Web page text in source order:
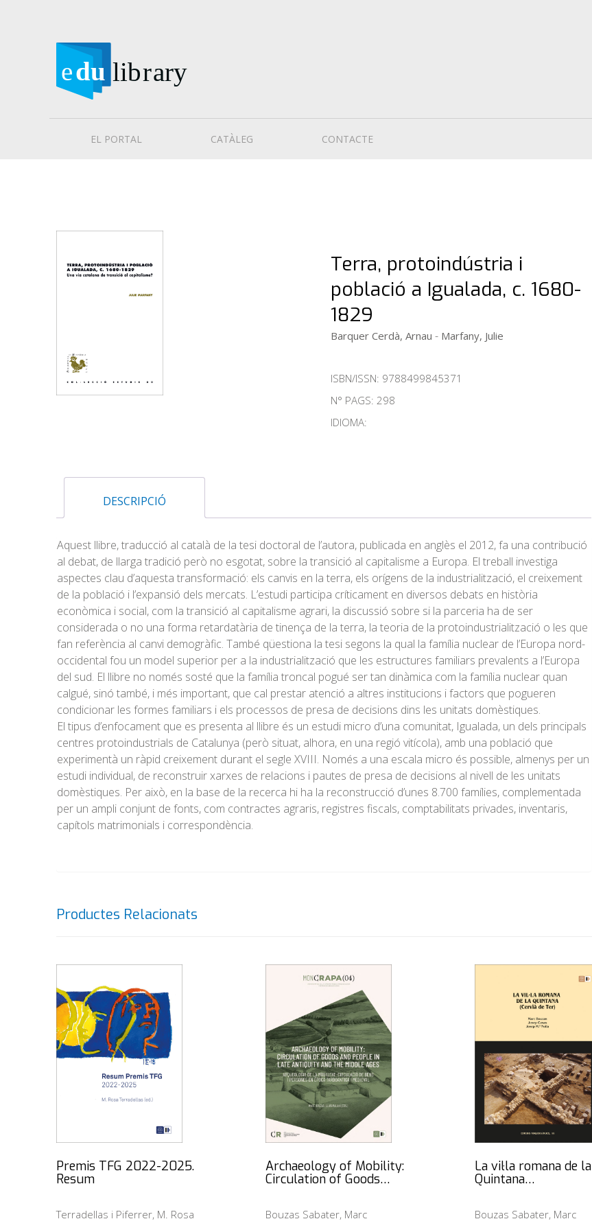
EL PORTAL CATÀLEG CONTACTE
Terra, protoindústria i
població a Igualada, c. 1680-
1829
Barquer Cerdà, Arnau - Marfany, Julie
ISBN/ISSN: 9788499845371
N° PAGS: 298
IDIOMA:
DESCRIPCIÓ
Aquest llibre, traducció al català de la tesi doctoral de l’autora, publicada en anglès el 2012, fa una contribució
al debat, de llarga tradició però no esgotat, sobre la transició al capitalisme a Europa. El treball investiga
aspectes clau d’aquesta transformació: els canvis en la terra, els orígens de la industrialització, el creixement
de la població i l’expansió dels mercats. L’estudi participa críticament en diversos debats en història
econòmica i social, com la transició al capitalisme agrari, la discussió sobre si la parceria ha de ser
considerada o no una forma retardatària de tinença de la terra, la teoria de la protoindustrialització o les que
fan referència al canvi demogràfic. També qüestiona la tesi segons la qual la família nuclear de l’Europa nord-
occidental fou un model superior per a la industrialització que les estructures familiars prevalents a l’Europa
del sud. El llibre no només sosté que la família troncal pogué ser tan dinàmica com la família nuclear quan
calgué, sinó també, i més important, que cal prestar atenció a altres institucions i factors que pogueren
condicionar les formes familiars i els processos de presa de decisions dins les unitats domèstiques.
El tipus d’enfocament que es presenta al llibre és un estudi micro d’una comunitat, Igualada, un dels principals
centres protoindustrials de Catalunya (però situat, alhora, en una regió vitícola), amb una població que
experimentà un ràpid creixement durant el segle XVIII. Només a una escala micro és possible, almenys per un
estudi individual, de reconstruir xarxes de relacions i pautes de presa de decisions al nivell de les unitats
domèstiques. Per això, en la base de la recerca hi ha la reconstrucció d’unes 8.700 famílies, complementada
per un ampli conjunt de fonts, com contractes agraris, registres fiscals, comptabilitats privades, inventaris,
capítols matrimonials i correspondència.
Productes Relacionats
Premis TFG 2022-2025.
Resum
Terradellas i Piferrer, M. Rosa
Archaeology of Mobility:
Circulation of Goods…
Bouzas Sabater, Marc
La vil·la romana de la
Quintana…
Bouzas Sabater, Marc